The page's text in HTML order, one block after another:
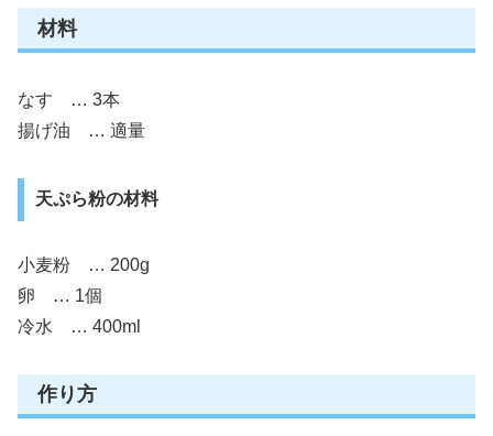
材料
なす … 3本
揚げ油 … 適量
天ぷら粉の材料
小麦粉 … 200g
卵 … 1個
冷水 … 400ml
作り方